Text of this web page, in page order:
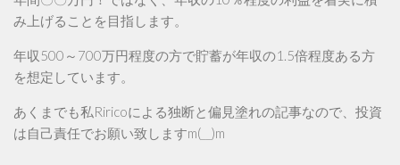
み上げることを目指します。
年収500～700万円程度の方で貯蓄が年収の1.5倍程度ある方
を想定しています。
あくまでも私Riricoによる独断と偏見塗れの記事なので、投資
は自己責任でお願い致しますm(__)m